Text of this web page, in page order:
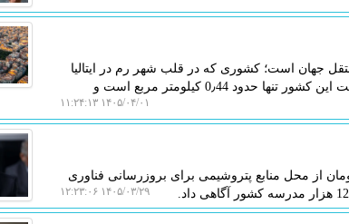
جهان است؛ کشوری که در قلب شهر رم در ایتالیا
قرار دارد و مرکز کلیسای کاتولیک جهان محسوب می شود. مساحت این کشور تنها حدود 0٫44 کیلومتر مربع است و
۱۴۰۵/۰۴/۰۱ ۱۱:۲۴:۱۳
با بیان اختصاص 30 هزار میلیارد تومان از محل منابع پتروشیمی برای بروزرسانی فناوری
۱۴۰۵/۰۳/۲۹ ۱۲:۲۳:۰۶